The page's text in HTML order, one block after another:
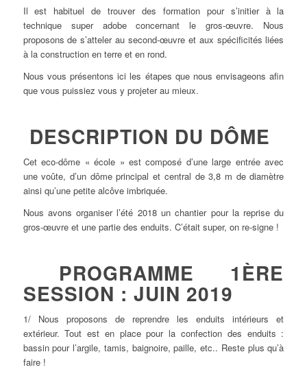
Il est habituel de trouver des formation pour s’initier à la
technique super adobe concernant le gros-œuvre. Nous
proposons de s’atteler au second-œuvre et aux spécificités liées
à la construction en terre et en rond.
Nous vous présentons ici les étapes que nous envisageons afin
que vous puissiez vous y projeter au mieux.
DESCRIPTION DU DÔME
Cet eco-dôme « école » est composé d’une large entrée avec
une voûte, d’un dôme principal et central de 3,8 m de diamètre
ainsi qu’une petite alcôve imbriquée.
Nous avons organiser l’été 2018 un chantier pour la reprise du
gros-œuvre et une partie des enduits. C’était super, on re-signe !
PROGRAMME 1ÈRE
SESSION : JUIN 2019
1/ Nous proposons de reprendre les enduits intérieurs et
extérieur. Tout est en place pour la confection des enduits :
bassin pour l’argile, tamis, baignoire, paille, etc.. Reste plus qu’à
faire !